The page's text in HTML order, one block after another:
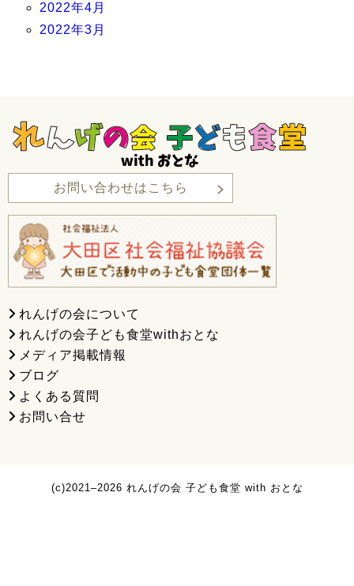
2022年4月
2022年3月
お問い合わせはこちら
れんげの会について
れんげの会子ども食堂withおとな
メディア掲載情報
ブログ
よくある質問
お問い合せ
(c)2021–2026 れんげの会 子ども食堂 with おとな